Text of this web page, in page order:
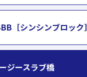
［シンシンブロック］
ジースラブ橋